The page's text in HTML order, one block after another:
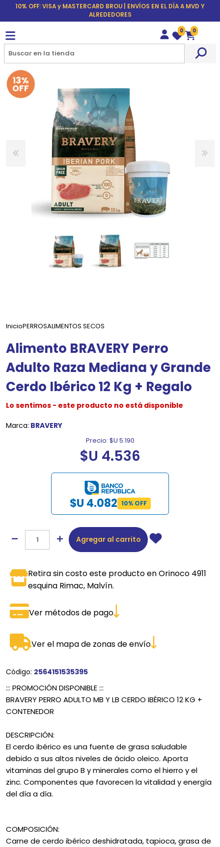
10% OFF: VISA y MASTERCARD BROU | ENVÍOS EN EL DÍA A MVD Y
ALREDEDORES
Wishlist
0
Carrito
0
13%
OFF
InicioPERROSALIMENTOS SECOS
Alimento BRAVERY Perro
Adulto Raza Mediana y Grande
Cerdo Ibérico 12 Kg + Regalo
Lo sentimos - este producto no está disponible
Marca: BRAVERY
Precio: $U 5.190
$U 4.536
$U 4.082 10% OFF
Agregar al carrito
Retira sin costo este producto en Orinoco 4911
esquina Rimac, Malvín.
Ver métodos de pago
Ver el mapa de zonas de envío
Código: 2564151535395
::: PROMOCIÓN DISPONIBLE :::
BRAVERY PERRO ADULTO MB Y LB CERDO IBÉRICO 12 KG +
CONTENEDOR
DESCRIPCIÓN:
El cerdo ibérico es una fuente de grasa saludable
debido a sus altos niveles de ácido oleico. Aporta
vitaminas del grupo B y minerales como el hierro y el
zinc. Componentes que favorecen la vitalidad y energía
del día a día.
COMPOSICIÓN:
Carne de cerdo ibérico deshidratada, tapioca, grasa de